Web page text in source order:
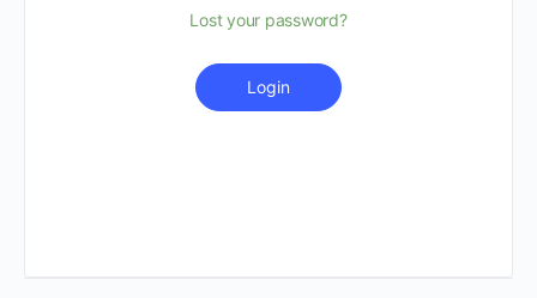
Lost your password?
Login